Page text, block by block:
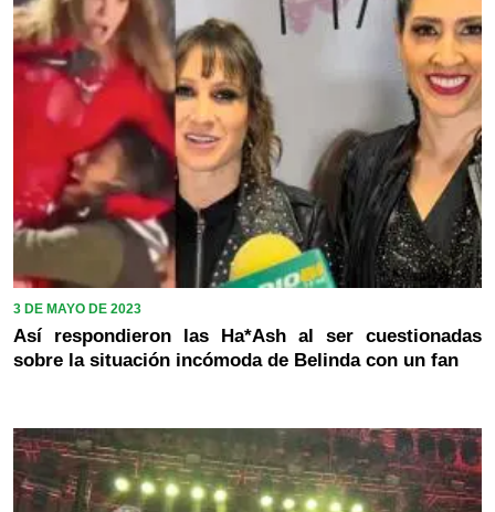
3 DE MAYO DE 2023
Así respondieron las Ha*Ash al ser cuestionadas
sobre la situación incómoda de Belinda con un fan